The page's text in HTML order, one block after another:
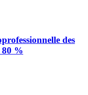
des
80 %